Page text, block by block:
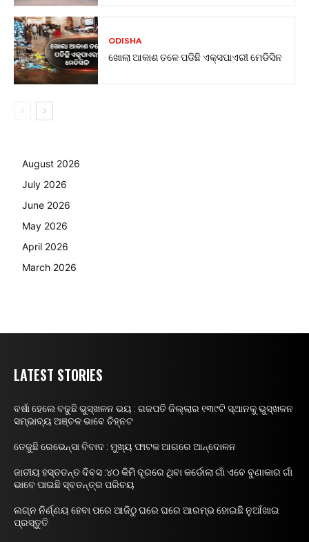
ODISHA
ଖୋଲା ଆକାଶ ତଳେ ପଡିଛି ଏକ୍ସପାଏରୀ ମେଡିସିନ
August 2026
July 2026
June 2026
May 2026
April 2026
March 2026
LATEST STORIES
ବର୍ଷା ହେଲେ ବଢୁଛି ଭୁସ୍ଖଳନ ଭୟ : ଗଜପତି ଜିଲ୍ଲାର ୧୩୯ଟି ସ୍ଥାନକୁ ଭୁସ୍ଖଳନ
ସମ୍ଭାବ୍ୟ ଅଞ୍ଚଳ ଭାବେ ଚିହ୍ନଟ
ତେଜୁଛି ରେଭେନ୍ସା ବିବାଦ : ମୁଖ୍ୟ ଫାଟକ ଆଗରେ ଆନ୍ଦୋଳନ
ଜାତୀୟ ହସ୍ତତନ୍ତ ଦିବସ :୪୦ କିମି ଦୂରରେ ଥିବା କର୍ଡୋଲା ଗାଁ ଏବେ ବୁଣାକାର ଗାଁ
ଭାବେ ପାଇଛି ସ୍ବତନ୍ତ୍ର ପରିଚୟ
ଲଗ୍ନ ନିର୍ଣ୍ଣୟ ହେବା ପରେ ଆଜିଠୁ ଘରେ ଘରେ ଆରମ୍ଭ ହୋଇଛି ନୁଆଁଖାଇ
ପ୍ରସ୍ତୁତି